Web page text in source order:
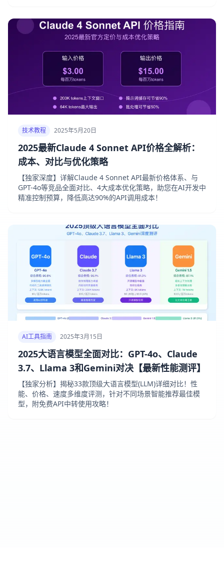
技术教程 2025年5月20日
2025最新Claude 4 Sonnet API价格全解析：
成本、对比与优化策略
【独家深度】详解Claude 4 Sonnet API最新价格体系、与
GPT-4o等竞品全面对比、4大成本优化策略，助您在AI开发中
精准控制预算，降低高达90%的API调用成本！
AI工具指南 2025年3月15日
2025大语言模型全面对比：GPT-4o、Claude
3.7、Llama 3和Gemini对决【最新性能测评】
【独家分析】揭秘33款顶级大语言模型(LLM)详细对比！性
能、价格、速度多维度评测，针对不同场景智能推荐最佳模
型，附免费API中转使用攻略！